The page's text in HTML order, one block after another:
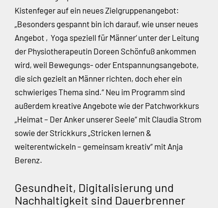
Kistenfeger auf ein neues Zielgruppenangebot:
„Besonders gespannt bin ich darauf, wie unser neues
Angebot ‚Yoga speziell für Männer‘ unter der Leitung
der Physiotherapeutin Doreen Schönfuß ankommen
wird, weil Bewegungs- oder Entspannungsangebote,
die sich gezielt an Männer richten, doch eher ein
schwieriges Thema sind.“ Neu im Programm sind
außerdem kreative Angebote wie der Patchworkkurs
„Heimat – Der Anker unserer Seele“ mit Claudia Strom
sowie der Strickkurs „Stricken lernen &
weiterentwickeln – gemeinsam kreativ“ mit Anja
Berenz.
Gesundheit, Digitalisierung und
Nachhaltigkeit sind Dauerbrenner